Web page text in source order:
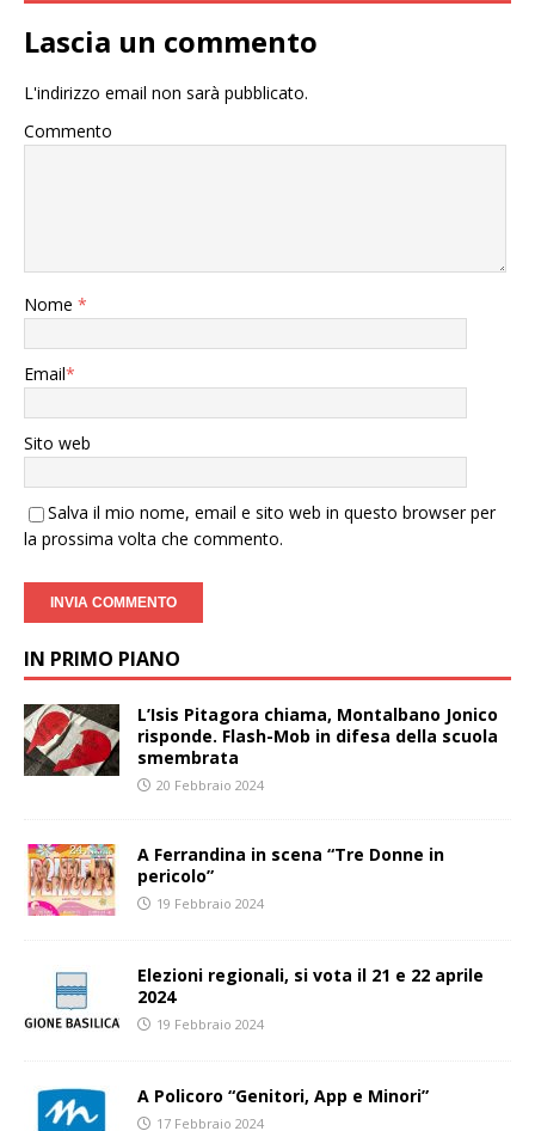
Lascia un commento
L'indirizzo email non sarà pubblicato.
Commento
Nome *
Email*
Sito web
Salva il mio nome, email e sito web in questo browser per
la prossima volta che commento.
IN PRIMO PIANO
L’Isis Pitagora chiama, Montalbano Jonico
risponde. Flash-Mob in difesa della scuola
smembrata
20 Febbraio 2024
A Ferrandina in scena “Tre Donne in
pericolo”
19 Febbraio 2024
Elezioni regionali, si vota il 21 e 22 aprile
2024
19 Febbraio 2024
A Policoro “Genitori, App e Minori”
17 Febbraio 2024